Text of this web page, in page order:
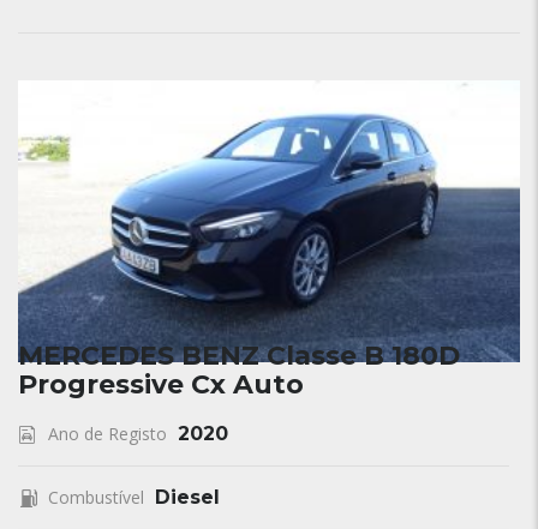
MERCEDES BENZ Classe B 180D
Progressive Cx Auto
Ano de Registo 2020
Combustível Diesel